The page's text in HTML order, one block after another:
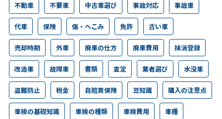
不動車 不要車 中古車選び 事故対応 事故車
代車 保険 傷・へこみ 免許 古い車
売却時期 外車 廃車の仕方 廃車費用 抹消登録
改造車 故障車 書類 査定 業者選び 水没車
盗難防止 税金 自賠責保険 豆知識 購入の注意点
車検の基礎知識 車検の種類 車検費用 車種